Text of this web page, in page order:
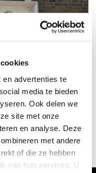
en advertenties te
media te bieden
Ook delen we
site met onze
en analyse. Deze
met andere
of die ze hebben
van hun services. U
in het huis aan de
Opdrachtgevers
vraagt volop
van Uylenburgh
dame van stand. Maar